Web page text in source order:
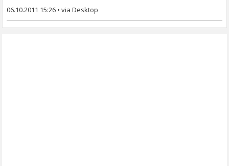
06.10.2011 15:26 •